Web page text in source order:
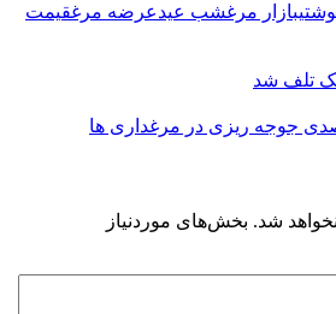
بازار مرغشب عیدعرضه مرغقیمت
شد. بخش‌های موردنیاز